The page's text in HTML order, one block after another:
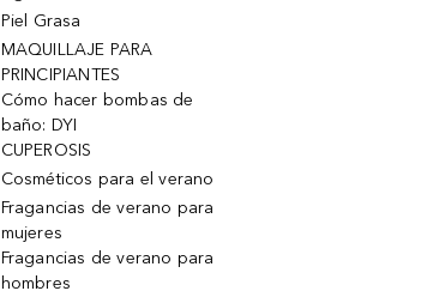
Piel Grasa
MAQUILLAJE PARA
PRINCIPIANTES
Cómo hacer bombas de
baño: DYI
CUPEROSIS
Cosméticos para el verano
Fragancias de verano para
mujeres
Fragancias de verano para
hombres